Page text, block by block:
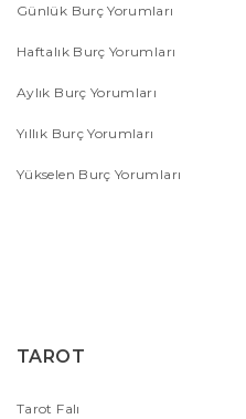
Günlük Burç Yorumları
Haftalık Burç Yorumları
Aylık Burç Yorumları
Yıllık Burç Yorumları
Yükselen Burç Yorumları
TAROT
Tarot Falı